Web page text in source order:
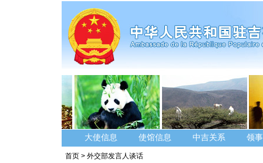
大使信息 使馆信息 中吉关系 领
首页 > 外交部发言人谈话